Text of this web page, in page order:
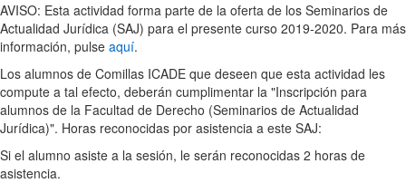
AVISO: Esta actividad forma parte de la oferta de los Seminarios de
Actualidad Jurídica (SAJ) para el presente curso 2019-2020. Para más
información, pulse aquí.
Los alumnos de Comillas ICADE que deseen que esta actividad les
compute a tal efecto, deberán cumplimentar la "Inscripción para
alumnos de la Facultad de Derecho (Seminarios de Actualidad
Jurídica)". Horas reconocidas por asistencia a este SAJ:
Si el alumno asiste a la sesión, le serán reconocidas 2 horas de
asistencia.